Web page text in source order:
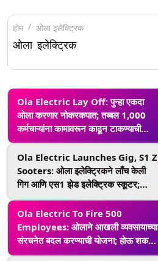
होम ओला इलेक्ट्रिक
ओला इलेक्ट्रिक
Ola Electric Lay Off: पुन्हा एकदा
ओला करणार नोकरकपात; तब्बल 1,000
कर्मचाऱ्यांना कामावरून काढून टाकण्याची
शक्यता, कंपनीने सांगितले कारण
Ola Electric Launches Gig, S1 Z
Sooters: ओला इलेक्ट्रिकने लाँच केली
गिग आणि एस1 झेड इलेक्ट्रिक स्कूटर;
बुकिंग सुरू
Ola Electric To Fire 500
Employees: ओलाने आखली व्यवसायाच्या
संरचनेत बदल करण्याची योजना; होऊ शकते
500 कर्मचाऱ्यांची नोकर कपात- Reports